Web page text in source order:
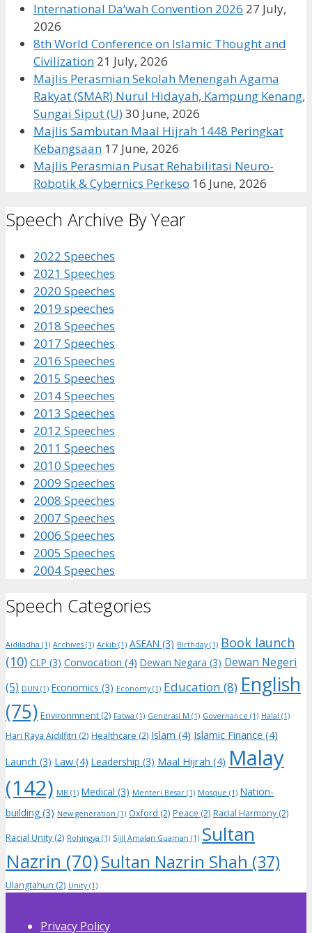
International Da‘wah Convention 2026 27 July,
2026
8th World Conference on Islamic Thought and
Civilization 21 July, 2026
Majlis Perasmian Sekolah Menengah Agama
Rakyat (SMAR) Nurul Hidayah, Kampung Kenang,
Sungai Siput (U)30 June, 2026
Majlis Sambutan Maal Hijrah 1448 Peringkat
Kebangsaan 17 June, 2026
Majlis Perasmian Pusat Rehabilitasi Neuro-
Robotik & Cybernics Perkeso 16 June, 2026
Speech Archive By Year
2022 Speeches
2021 Speeches
2020 Speeches
2019 speeches
2018 Speeches
2017 Speeches
2016 Speeches
2015 Speeches
2014 Speeches
2013 Speeches
2012 Speeches
2011 Speeches
2010 Speeches
2009 Speeches
2008 Speeches
2007 Speeches
2006 Speeches
2005 Speeches
2004 Speeches
Speech Categories
Aidiladha (1) Archives (1) Arkib (1) ASEAN (3) Birthday(1) Book launch
(10) CLP (3) Convocation (4) Dewan Negara (3) Dewan Negeri
(5) DUN (1) Economics (3) Economy(1) Education (8) English
(75) Environmnent (2) Fatwa (1) Generasi M (1) Governance (1) Halal (1)
Hari Raya Aidilfitri (2) Healthcare (2) Islam (4) Islamic Finance (4)
Launch (3) Law (4) Leadership (3) Maal Hijrah (4) Malay
(142) MB (1) Medical (3) Menteri Besar (1) Mosque (1) Nation-
building (3) New generation (1) Oxford (2) Peace (2) Racial Harmony (2)
Racial Unity (2) Rohingya (1) Sijil Amalan Guaman (1) Sultan
Nazrin (70)Sultan Nazrin Shah (37)
Ulangtahun (2) Unity(1)
Privacy Policy